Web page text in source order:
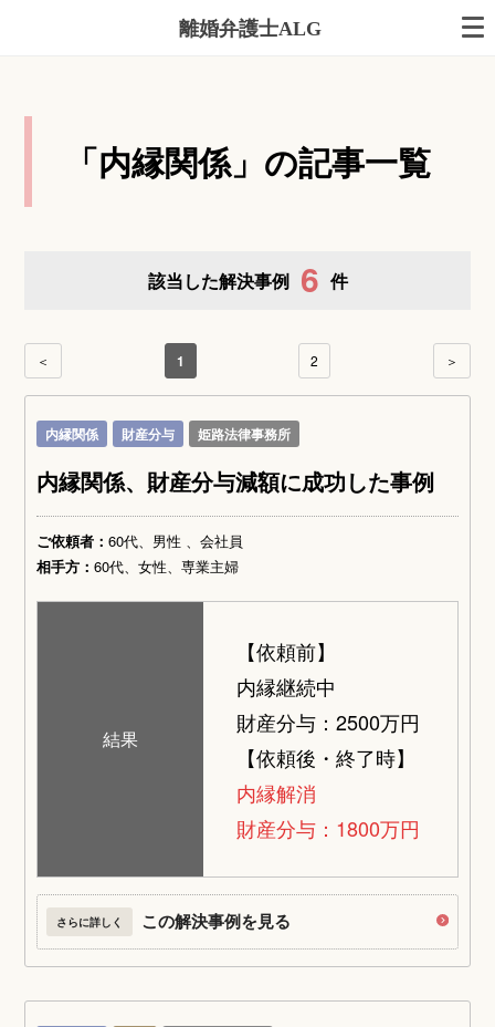
離婚弁護士ALG
「内縁関係」の記事一覧
該当した解決事例 6 件
＜ 1 2 ＞
内縁関係 財産分与 姫路法律事務所
内縁関係、財産分与減額に成功した事例
ご依頼者：60代、男性 、会社員
相手方：60代、女性、専業主婦
結果
【依頼前】
内縁継続中
財産分与：2500万円
【依頼後・終了時】
内縁解消
財産分与：1800万円
さらに詳しく この解決事例を見る